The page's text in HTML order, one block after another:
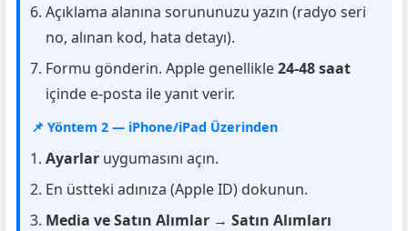
Açıklama alanına sorununuzu yazın (radyo seri
no, alınan kod, hata detayı).
Formu gönderin. Apple genellikle24-48 saat
içinde e-posta ile yanıt verir.
📌 Yöntem 2 — iPhone/iPad Üzerinden
Ayarlar uygumasını açın.
En üstteki adınıza (Apple ID) dokunun.
Media ve Satın Alımlar → Satın Alımları